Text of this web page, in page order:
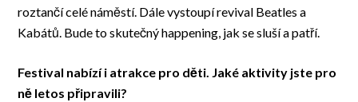
roztančí celé náměstí. Dále vystoupí revival Beatles a
Kabátů. Bude to skutečný happening, jak se sluší a patří.
Festival nabízí i atrakce pro děti. Jaké aktivity jste pro
ně letos připravili?